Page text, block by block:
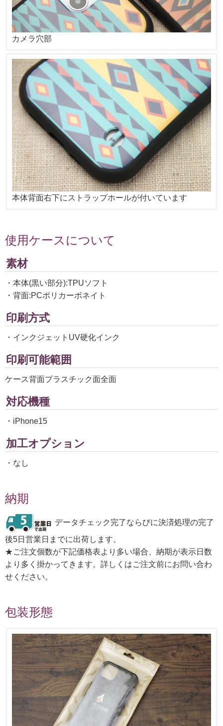
カメラ穴部
本体背面右下にストラップホールが付いています
使用ケースについて
素材
・本体(黒い部分):TPUソフト
・背面:PCポリカーボネイト
印刷方式
・インクジェットUV硬化インク
印刷可能範囲
ケース背面プラスチック面全面
対応機種
・iPhone15
加工オプション
・なし
納期
データチェック完了ならびに決済処理の完了
後5日営業日までに出荷します。
★ご注文個数が下記価格表より多い場合、納期が表示日数
より多く掛かってきます。詳しくはご注文前にお問い合わ
せください。
包装形態